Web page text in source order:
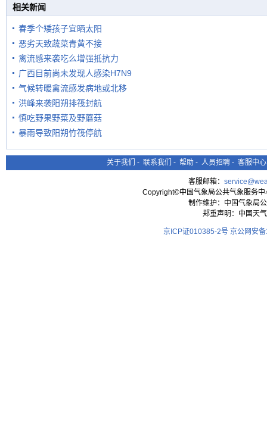
相关新闻
春季个矮孩子宜晒太阳
恶劣天致蔬菜青黄不接
禽流感来袭吃么增强抵抗力
广西目前尚未发现人感染H7N9
气候转暖禽流感发病地或北移
洪峰来袭阳朔排筏封航
慎吃野果野菜及野蘑菇
暴雨导致阳朔竹筏停航
关于我们 - 联系我们 - 帮助 - 人员招聘 - 客服中心
客服邮箱：
Copyright©中国气象局公共气象服务
制作维护：中国气象局
郑重声明：中国天
京ICP证010385-2号 京公网安